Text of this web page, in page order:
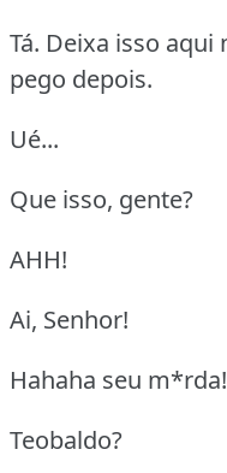
Tá. Deixa isso
pego depois.
Ué...
Que isso, gente?
AHH!
Ai, Senhor!
Hahaha seu
Teobaldo?